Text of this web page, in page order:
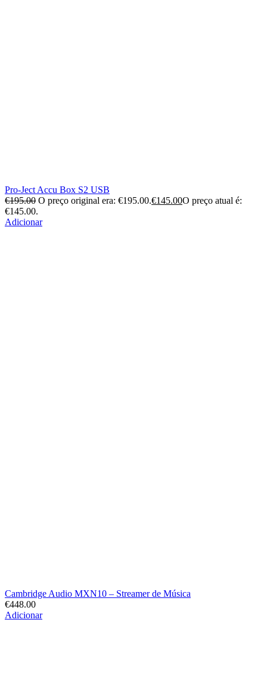
Pro-Ject Accu Box S2 USB
€195.00 O preço original era: €195.00.€145.00O preço atual é:
€145.00.
Adicionar
Cambridge Audio MXN10 – Streamer de Música
€448.00
Adicionar